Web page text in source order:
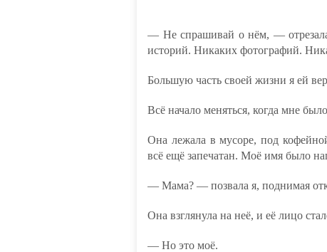
— Не спрашивай о нём, —
историй. Никаких фотографий.
Большую часть своей жизни я ей
Всё начало меняться, когда мне
Она лежала в мусоре, под
всё ещё запечатан. Моё имя было
— Мама? — позвала я, поднимая
Она взглянула на неё, и её лицо
— Но это моё.